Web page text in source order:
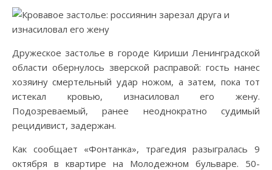
Дружеское застолье в городе Кириши Ленинградской
области обернулось зверской расправой: гость нанес
хозяину смертельный удар ножом, а затем, пока тот
истекал кровью, изнасиловал его жену.
Подозреваемый, ранее неоднократно судимый
рецидивист, задержан.
Как сообщает «Фонтанка», трагедия разыгралась 9
октября в квартире на Молодежном бульваре. 50-